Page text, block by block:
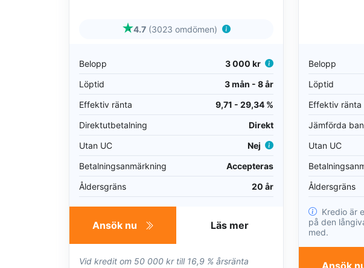
4.7 (3023 omdömen)
Belopp
3 000 kr
Löptid
3 mån - 8 år
Effektiv ränta
9,71 - 29,34 %
Direktutbetalning
Direkt
Utan UC
Nej
Betalningsanmärkning
Accepteras
Åldersgräns
20 år
Ansök nu Läs mer
Vid kredit om 50 000 kr till 16,9 % årsränta
Belopp
Löptid
Effektiv ränta
Jämförda
Utan UC
Åldersgräns
Kredio är
på den
med.
Ansök